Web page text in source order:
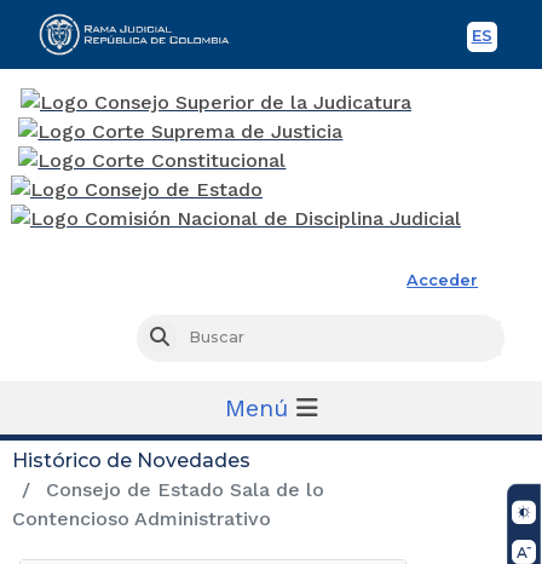
ES
Acceder
Buscar
Menú
Histórico de Novedades
Consejo de Estado Sala de lo
Contencioso Administrativo